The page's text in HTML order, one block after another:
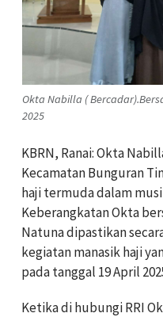
Okta Nabilla (
2025
KBRN, Ranai: Okta
Kecamatan Bunguran
haji termuda dalam
Keberangkatan Okta
Natuna dipastikan
kegiatan manasik haji
pada tanggal 19 April
Ketika di hubungi RRI